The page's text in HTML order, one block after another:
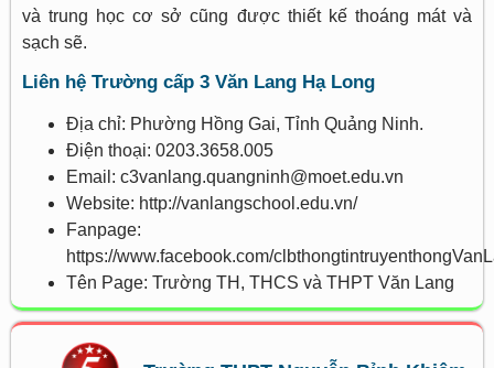
và trung học cơ sở cũng được thiết kế thoáng mát và
sạch sẽ.
Liên hệ Trường cấp 3 Văn Lang Hạ Long
Địa chỉ: Phường Hồng Gai, Tỉnh Quảng Ninh.
Điện thoại: 0203.3658.005
Email: c3vanlang.quangninh@moet.edu.vn
Website: http://vanlangschool.edu.vn/
Fanpage:
https://www.facebook.com/
Tên Page: Trường TH, THCS và THPT Văn Lang